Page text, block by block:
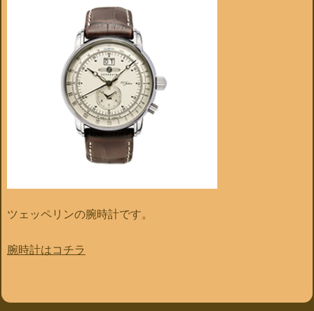
ツェッペリンの腕時計です。
腕時計はコチラ